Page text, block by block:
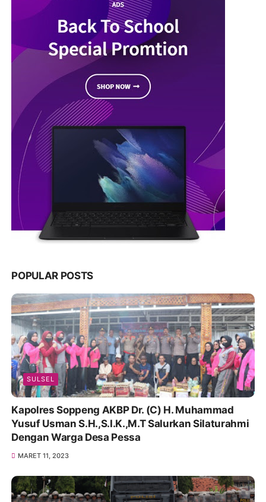
POPULAR POSTS
SULSEL
Kapolres Soppeng AKBP Dr. (C) H. Muhammad
Yusuf Usman S.H.,S.I.K.,M.T Salurkan Silaturahmi
Dengan Warga Desa Pessa
MARET 11, 2023